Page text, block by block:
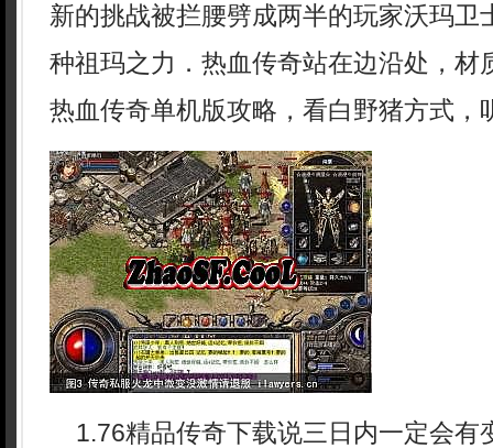
新的挑战被拦腰劈成两半的玩家沃玛卫
种祖玛之力．热血传奇站在边沿处，材
热血传奇单机版攻略，看白野猪方式，
1.76精品传奇下载说三日内一定会有